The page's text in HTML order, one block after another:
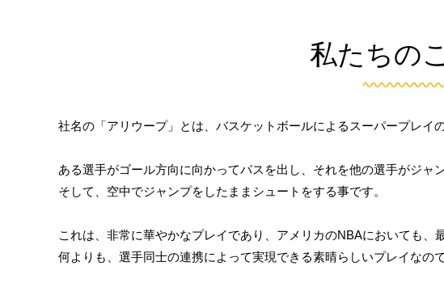
私たちの
社名の「アリウープ」とは、バスケットボールによるスーパープレイの
ある選手がゴール方向に向かってパスを出し、それを他の選手がジャ
そして、空中でジャンプをしたままシュートをする事です。
これは、非常に華やかなプレイであり、アメリカのNBAにおいても、
何よりも、選手同士の連携によって実現できる素晴らしいプレイなので